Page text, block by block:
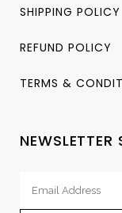
SHIPPING POLICY
REFUND POLICY
TERMS &
NEWSLETTER